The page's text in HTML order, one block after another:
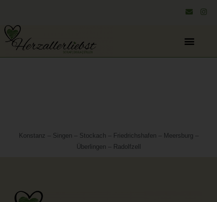
Konstanz – Singen – Stockach – Friedrichshafen – Meersburg –
Überlingen – Radolfzell